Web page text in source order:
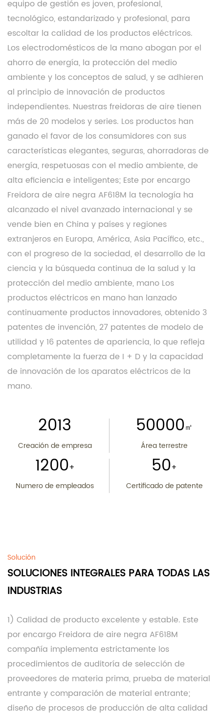
equipo de gestión es joven, profesional,
tecnológico, estandarizado y profesional, para
escoltar la calidad de los productos eléctricos.
Los electrodomésticos de la mano abogan por el
ahorro de energía, la protección del medio
ambiente y los conceptos de salud, y se adhieren
al principio de innovación de productos
independientes. Nuestras freidoras de aire tienen
más de 20 modelos y series. Los productos han
ganado el favor de los consumidores con sus
características elegantes, seguras, ahorradoras de
energía, respetuosas con el medio ambiente, de
alta eficiencia e inteligentes; Este por encargo
Freidora de aire negra AF618M la tecnología ha
alcanzado el nivel avanzado internacional y se
vende bien en China y países y regiones
extranjeros en Europa, América, Asia Pacífico, etc.,
con el progreso de la sociedad, el desarrollo de la
ciencia y la búsqueda continua de la salud y la
protección del medio ambiente, mano Los
productos eléctricos en mano han lanzado
continuamente productos innovadores, obtenido 3
patentes de invención, 27 patentes de modelo de
utilidad y 16 patentes de apariencia, lo que refleja
completamente la fuerza de I + D y la capacidad
de innovación de los aparatos eléctricos de la
mano.
2013
Creación de empresa
50000㎡
Área terrestre
1200+
Numero de empleados
50+
Certificado de patente
Solución
SOLUCIONES INTEGRALES PARA TODAS LAS
INDUSTRIAS
1) Calidad de producto excelente y estable. Este
por encargo Freidora de aire negra AF618M
compañía implementa estrictamente los
procedimientos de auditoría de selección de
proveedores de materia prima, prueba de material
entrante y comparación de material entrante;
diseño de procesos de producción de alta calidad